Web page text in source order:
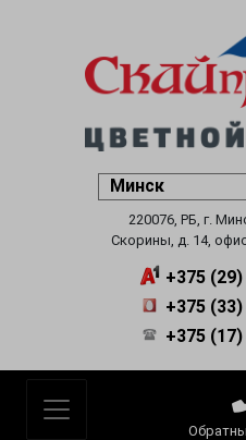
220076, РБ, г.
Скорины, д. 14,
+375
+375
+375